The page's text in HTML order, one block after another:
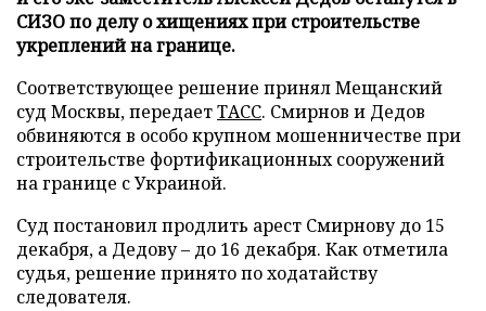
СИЗО по делу о хищениях при строительстве
укреплений на границе.
Соответствующее решение принял Мещанский
суд Москвы, передаетТАСС. Смирнов и Дедов
обвиняются в особо крупном мошенничестве при
строительстве фортификационных сооружений
на границе с Украиной.
Суд постановил продлить арест Смирнову до 15
декабря, а Дедову – до 16 декабря. Как отметила
судья, решение принято по ходатайству
следователя.